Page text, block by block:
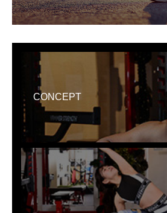
CONCEPT